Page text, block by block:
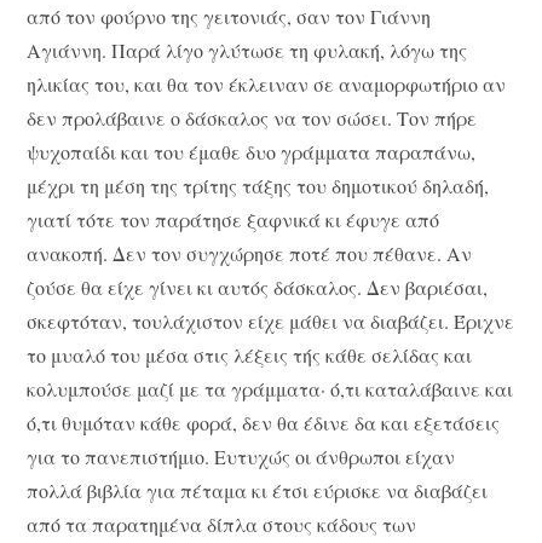
από τον φούρνο της γειτονιάς, σαν τον Γιάννη
Αγιάννη. Παρά λίγο γλύτωσε τη φυλακή, λόγω της
ηλικίας του, και θα τον έκλειναν σε αναμορφωτήριο αν
δεν προλάβαινε ο δάσκαλος να τον σώσει. Τον πήρε
ψυχοπαίδι και του έμαθε δυο γράμματα παραπάνω,
μέχρι τη μέση της τρίτης τάξης του δημοτικού δηλαδή,
γιατί τότε τον παράτησε ξαφνικά κι έφυγε από
ανακοπή. Δεν τον συγχώρησε ποτέ που πέθανε. Αν
ζούσε θα είχε γίνει κι αυτός δάσκαλος. Δεν βαριέσαι,
σκεφτόταν, τουλάχιστον είχε μάθει να διαβάζει. Έριχνε
το μυαλό του μέσα στις λέξεις τής κάθε σελίδας και
κολυμπούσε μαζί με τα γράμματα· ό,τι καταλάβαινε και
ό,τι θυμόταν κάθε φορά, δεν θα έδινε δα και εξετάσεις
για το πανεπιστήμιο. Ευτυχώς οι άνθρωποι είχαν
πολλά βιβλία για πέταμα κι έτσι εύρισκε να διαβάζει
από τα παρατημένα δίπλα στους κάδους των